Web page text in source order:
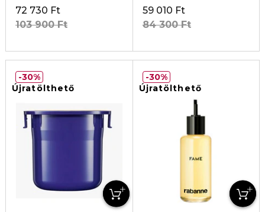
72 730 Ft
103 900 Ft
59 010 Ft
84 300 Ft
Újratölthető
30%
Újratölthető
30%